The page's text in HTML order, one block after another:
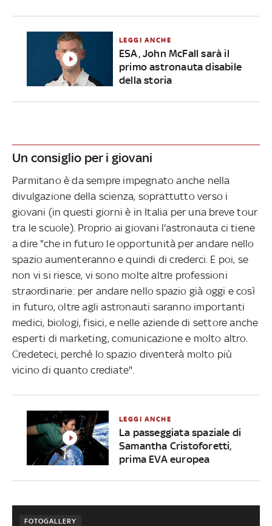
LEGGI ANCHE
ESA, John McFall sarà il
primo astronauta disabile
della storia
Un consiglio per i giovani
Parmitano è da sempre impegnato anche nella
divulgazione della scienza, soprattutto verso i
giovani (in questi giorni è in Italia per una breve tour
tra le scuole). Proprio ai giovani l'astronauta ci tiene
a dire "che in futuro le opportunità per andare nello
spazio aumenteranno e quindi di crederci. E poi, se
non vi si riesce, vi sono molte altre professioni
straordinarie: per andare nello spazio già oggi e così
in futuro, oltre agli astronauti saranno importanti
medici, biologi, fisici, e nelle aziende di settore anche
esperti di marketing, comunicazione e molto altro.
Credeteci, perché lo spazio diventerà molto più
vicino di quanto crediate".
LEGGI ANCHE
La passeggiata spaziale di
Samantha Cristoforetti,
prima EVA europea
FOTOGALLERY